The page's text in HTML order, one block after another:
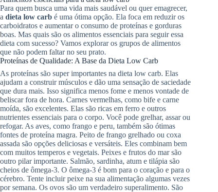
Para quem busca uma vida mais saudável ou quer emagrecer,
a dieta low carb é uma ótima opção. Ela foca em reduzir os
carboidratos e aumentar o consumo de proteínas e gorduras
boas. Mas quais são os alimentos essenciais para seguir essa
dieta com sucesso? Vamos explorar os grupos de alimentos
que não podem faltar no seu prato.
Proteínas de Qualidade: A Base da Dieta Low Carb
As proteínas são super importantes na dieta low carb. Elas
ajudam a construir músculos e dão uma sensação de saciedade
que dura mais. Isso significa menos fome e menos vontade de
beliscar fora de hora. Carnes vermelhas, como bife e carne
moída, são excelentes. Elas são ricas em ferro e outros
nutrientes essenciais para o corpo. Você pode grelhar, assar ou
refogar. As aves, como frango e peru, também são ótimas
fontes de proteína magra. Peito de frango grelhado ou coxa
assada são opções deliciosas e versáteis. Eles combinam bem
com muitos temperos e vegetais. Peixes e frutos do mar são
outro pilar importante. Salmão, sardinha, atum e tilápia são
cheios de ômega-3. O ômega-3 é bom para o coração e para o
cérebro. Tente incluir peixe na sua alimentação algumas vezes
por semana. Os ovos são um verdadeiro superalimento. São